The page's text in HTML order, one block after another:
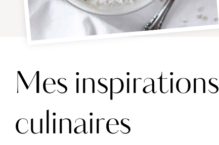
Mes inspirations
culinaires